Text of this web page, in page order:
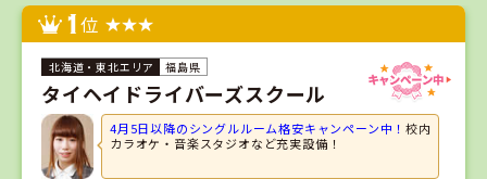
1位
福島県
タイヘイドライバーズスクール
4月5日以降のシングルルーム格安キャンペーン中！校内
カラオケ・音楽スタジオなど充実設備！